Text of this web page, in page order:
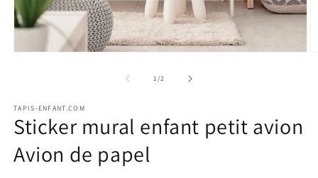
une
fenêtre
modale
1/de2
TAPIS-ENFANT.COM
Sticker mural enfant petit avion
Avion de papel